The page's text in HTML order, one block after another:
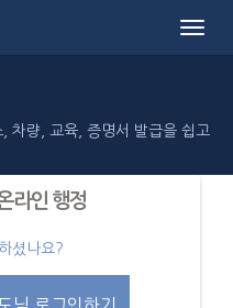
차량, 교육, 증명서 발급을 쉽고
라인 행정
셨나요?